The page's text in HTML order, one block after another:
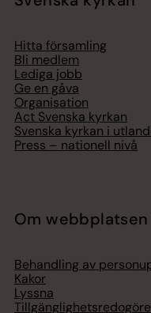
Hitta församling
Bli medlem
Lediga jobb
Ge en gåva
Organisation
Act Svenska kyrkan
Svenska kyrkan i
Press – nationell nivå
Om webbplatsen
Behandling av
Kakor
Lyssna